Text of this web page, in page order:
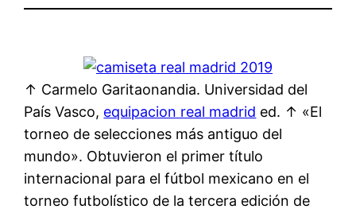
↑ Carmelo Garitaonandia. Universidad del
País Vasco, equipacion real madrid ed. ↑ «El
torneo de selecciones más antiguo del
mundo». Obtuvieron el primer título
internacional para el fútbol mexicano en el
torneo futbolístico de la tercera edición de